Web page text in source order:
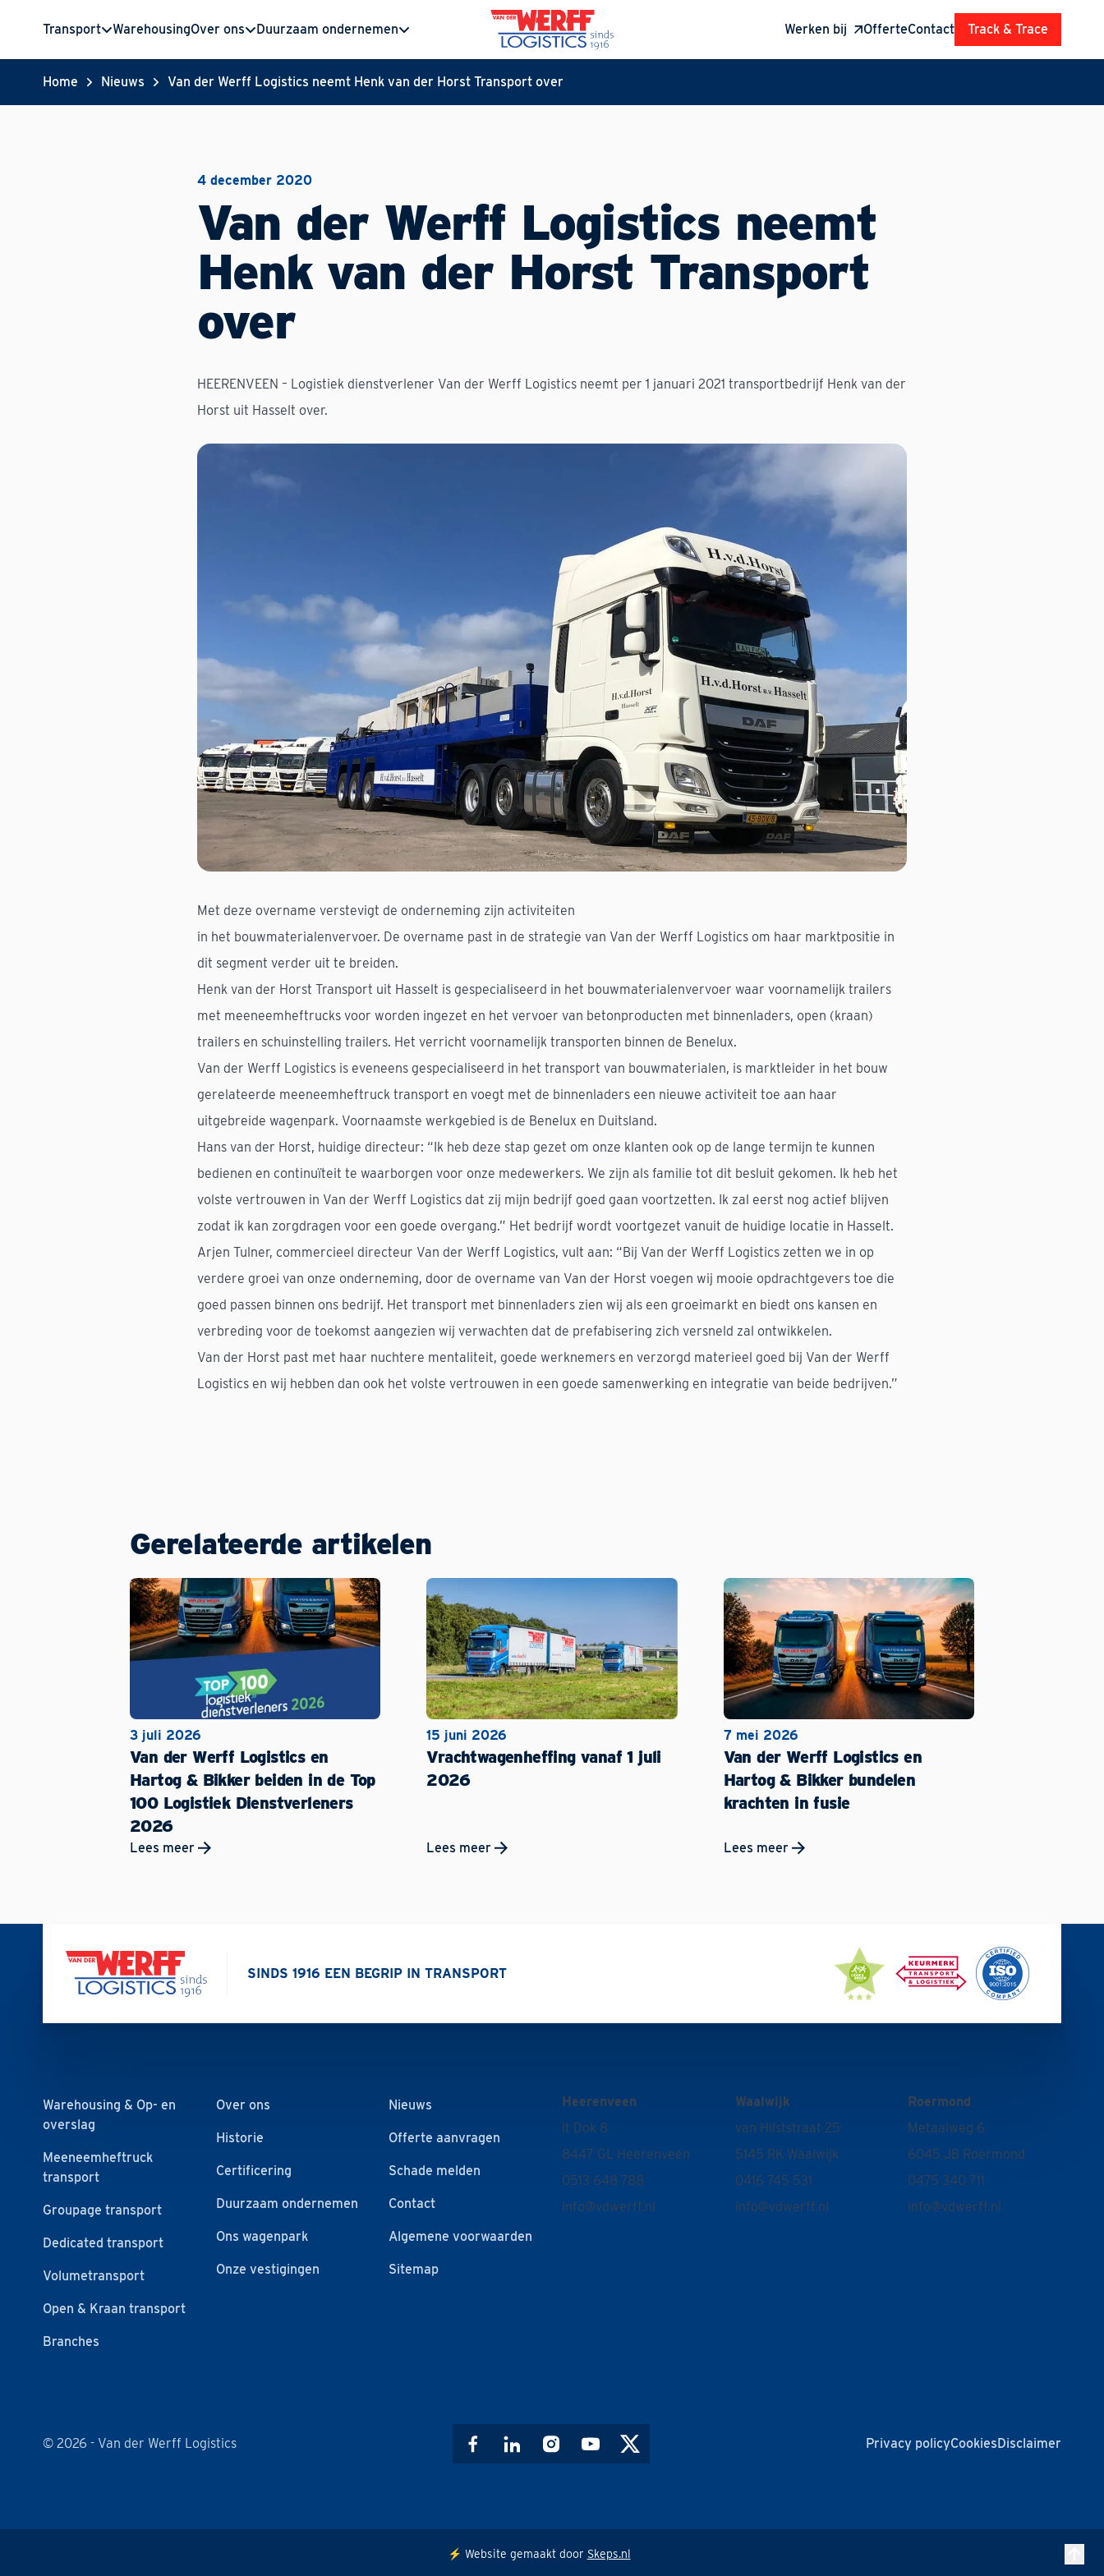
Transport WarehousingOver ons Duurzaam ondernemen Werken bij OfferteContact Track & Trace
Home Nieuws Van der Werff Logistics neemt Henk van der Horst Transport over
4 december 2020
Van der Werff Logistics neemt
Henk van der Horst Transport
over
HEERENVEEN – Logistiek dienstverlener Van der Werff Logistics neemt per 1 januari 2021 transportbedrijf Henk van der
Horst uit Hasselt over.
Met deze overname verstevigt de onderneming zijn activiteiten
in het bouwmaterialenvervoer. De overname past in de strategie van Van der Werff Logistics om haar marktpositie in
dit segment verder uit te breiden.
Henk van der Horst Transport uit Hasselt is gespecialiseerd in het bouwmaterialenvervoer waar voornamelijk trailers
met meeneemheftrucks voor worden ingezet en het vervoer van betonproducten met binnenladers, open (kraan)
trailers en schuinstelling trailers. Het verricht voornamelijk transporten binnen de Benelux.
Van der Werff Logistics is eveneens gespecialiseerd in het transport van bouwmaterialen, is marktleider in het bouw
gerelateerde meeneemheftruck transport en voegt met de binnenladers een nieuwe activiteit toe aan haar
uitgebreide wagenpark. Voornaamste werkgebied is de Benelux en Duitsland.
Hans van der Horst, huidige directeur: “Ik heb deze stap gezet om onze klanten ook op de lange termijn te kunnen
bedienen en continuïteit te waarborgen voor onze medewerkers. We zijn als familie tot dit besluit gekomen. Ik heb het
volste vertrouwen in Van der Werff Logistics dat zij mijn bedrijf goed gaan voortzetten. Ik zal eerst nog actief blijven
zodat ik kan zorgdragen voor een goede overgang.” Het bedrijf wordt voortgezet vanuit de huidige locatie in Hasselt.
Arjen Tulner, commercieel directeur Van der Werff Logistics, vult aan: “Bij Van der Werff Logistics zetten we in op
verdere groei van onze onderneming, door de overname van Van der Horst voegen wij mooie opdrachtgevers toe die
goed passen binnen ons bedrijf. Het transport met binnenladers zien wij als een groeimarkt en biedt ons kansen en
verbreding voor de toekomst aangezien wij verwachten dat de prefabisering zich versneld zal ontwikkelen.
Van der Horst past met haar nuchtere mentaliteit, goede werknemers en verzorgd materieel goed bij Van der Werff
Logistics en wij hebben dan ook het volste vertrouwen in een goede samenwerking en integratie van beide bedrijven.”
Gerelateerde artikelen
3 juli 2026
Van der Werff Logistics en
Hartog & Bikker beiden in de Top
100 Logistiek Dienstverleners
2026
Lees meer
15 juni 2026
Vrachtwagenheffing vanaf 1 juli
2026
Lees meer
7 mei 2026
Van der Werff Logistics en
Hartog & Bikker bundelen
krachten in fusie
Lees meer
SINDS 1916 EEN BEGRIP IN TRANSPORT
Warehousing & Op- en
overslag
Meeneemheftruck
transport
Groupage transport
Dedicated transport
Volumetransport
Open & Kraan transport
Branches
Over ons
Historie
Certificering
Duurzaam ondernemen
Ons wagenpark
Onze vestigingen
Nieuws
Offerte aanvragen
Schade melden
Contact
Algemene voorwaarden
Sitemap
Heerenveen
it Dok 8
8447 GL Heerenveen
0513 648 788
info@vdwerff.nl
Waalwijk
van Hilststraat 25
5145 RK Waalwijk
0416 745 531
info@vdwerff.nl
Roermond
Metaalweg 6
6045 JB Roermond
0475 340 711
info@vdwerff.nl
© 2026 - Van der Werff Logistics Privacy policyCookies Disclaimer
⚡️ Website gemaakt door Skeps.nl